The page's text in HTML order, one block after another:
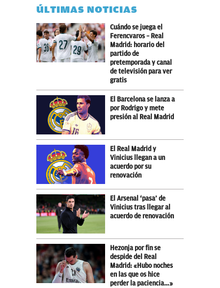
ÚLTIMAS NOTICIAS
Cuándo se juega el
Ferencvaros – Real
Madrid: horario del
partido de
pretemporada y canal
de televisión para ver
gratis
El Barcelona se lanza a
por Rodrigo y mete
presión al Real Madrid
El Real Madrid y
Vinicius llegan a un
acuerdo por su
renovación
El Arsenal ‘pasa’ de
Vinicius tras llegar al
acuerdo de renovación
Hezonja por fin se
despide del Real
Madrid: «Hubo noches
en las que os hice
perder la paciencia…»